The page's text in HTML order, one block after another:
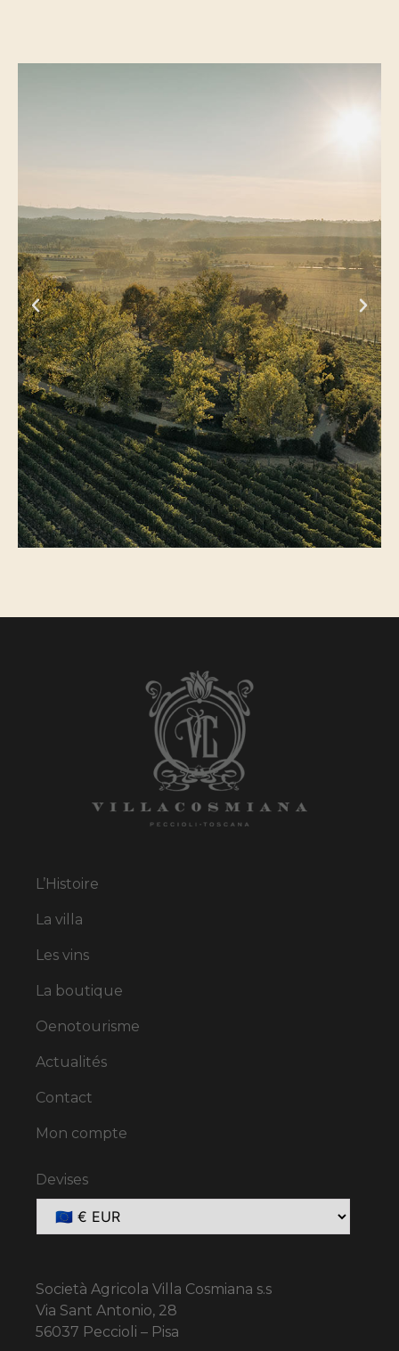
L’Histoire
La villa
Les vins
La boutique
Oenotourisme
Actualités
Contact
Mon compte
Devises
Società Agricola Villa Cosmiana s.s
Via Sant Antonio, 28
56037 Peccioli – Pisa